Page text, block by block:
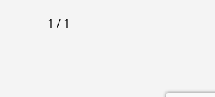
1 / 1